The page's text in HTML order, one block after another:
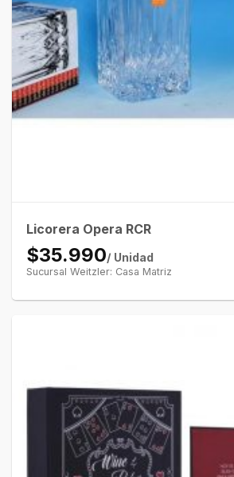
Licorera Opera RCR
$35.990/ Unidad
Sucursal Weitzler: Casa Matriz